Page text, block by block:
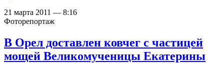
21 марта 2011 — 8:16
Фоторепортаж
В Орел доставлен ковчег с частицей
мощей Великомученицы Екатерины